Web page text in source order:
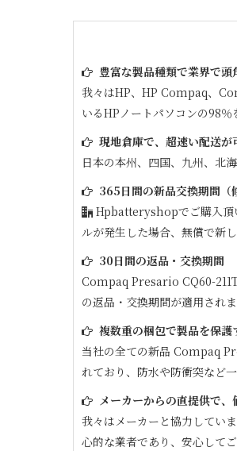
豊富な製品種類で業界で頭
我々はHP、HP Compaq、
いるHPノートパソコンの98
現地倉庫で、超速い配送が
日本の本州、四国、九州、北
365日間の新品交換期間（
Hpbatteryshopでご購入頂
ルが発生した場合、無償で新
30日間の返品・交換期間
Compaq Presario CQ60-
の返品・交換期間が適用されま
複数重の梱包で製品を保護
当社の全ての新品 Compaq
れており、防水や防衝突など
メーカーからの直提供で
我々はメーカーと協力してい
心的な業者であり、安心してご